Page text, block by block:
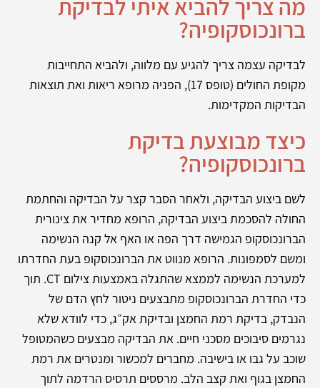
מה צריך להביא איתי לבדיקת
ברונכוסקופיה?
לבדיקה עצמה צריך להגיע עם מלווה, ולהביא התחייבות
מקופת החולים (טופס 17), הפניה מרופא ריאות ואת תוצאות
הבדיקות המקדימות.
כיצד מבוצעת בדיקת
ברונכוסקופיה?
לשם ביצוע הבדיקה, ולאחר הסבר קצר על הבדיקה והחתמת
החולה להסכמת ביצוע הבדיקה, הרופא מחדיר את צינורית
הברונכוסקופ הגמישה דרך הפה או האף אל קנה הנשימה
ומשם לסמפונות. הרופא מנווט את הברונכוסקופ בעת החדרתו
למערכת הנשימה לממצא שהתגלה באמצעות צילום CT. תוך
כדי החדרת הברונכוסקופ מתבצעים ניטור לחץ הדם של
הנבדק, בדיקת רמת החמצן ובדיקת אק״ג, כדי לוודא שלא
נגרמים סיבוכים מסכני חיים. את הבדיקה מבצעים כשהמטופל
שוכב על גבו או בישיבה. מחברים למכשור ומנטרים את רמת
החמצן בגוף ואת קצב הלב. מרססים תרסיס הרדמה לתוך